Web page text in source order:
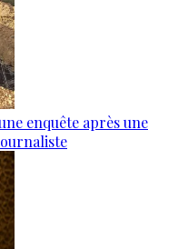
enquête après une